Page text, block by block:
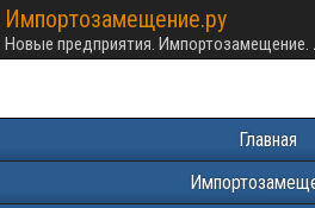
Импортозамещение.ру
Новые предприятия. Импортозамещение.
Главная